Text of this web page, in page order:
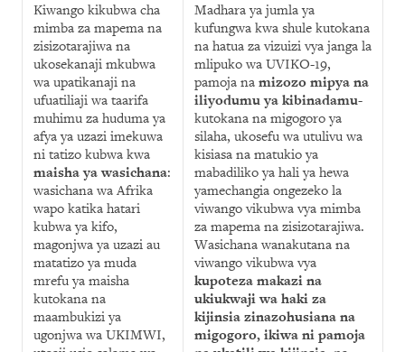
Kiwango kikubwa cha
mimba za mapema na
zisizotarajiwa na
ukosekanaji mkubwa
wa upatikanaji na
ufuatiliaji wa taarifa
muhimu za huduma ya
afya ya uzazi imekuwa
ni tatizo kubwa kwa
maisha ya wasichana:
wasichana wa Afrika
wapo katika hatari
kubwa ya kifo,
magonjwa ya uzazi au
matatizo ya muda
mrefu ya maisha
kutokana na
maambukizi ya
ugonjwa wa UKIMWI,
Madhara ya jumla ya
kufungwa kwa shule kutokana
na hatua za vizuizi vya janga la
mlipuko wa UVIKO-19,
pamoja na mizozo mipya na
iliyodumu ya kibinadamu-
kutokana na migogoro ya
silaha, ukosefu wa utulivu wa
kisiasa na matukio ya
mabadiliko ya hali ya hewa
yamechangia ongezeko la
viwango vikubwa vya mimba
za mapema na zisizotarajiwa.
Wasichana wanakutana na
viwango vikubwa vya
kupoteza makazi na
ukiukwaji wa haki za
kijinsia zinazohusiana na
migogoro, ikiwa ni pamoja